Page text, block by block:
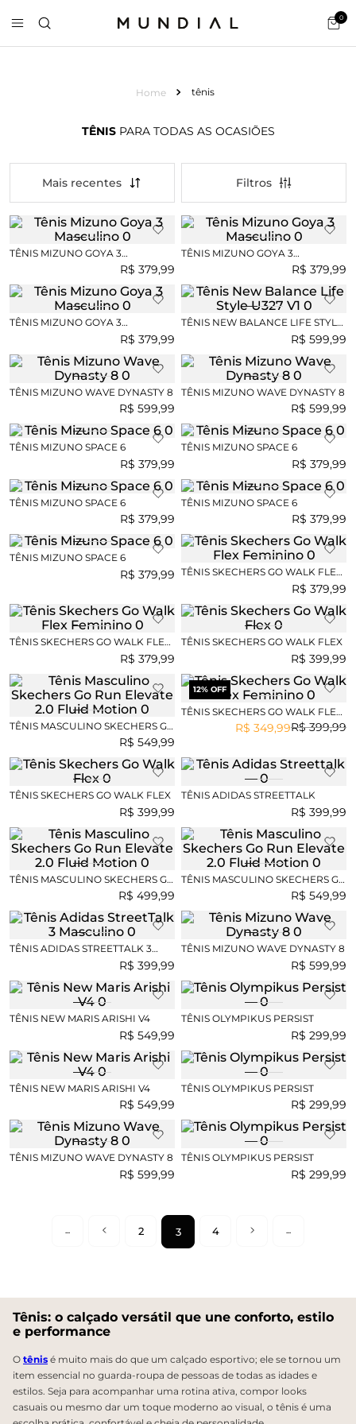
0
tênis
TÊNIS PARA TODAS AS OCASIÕES
Mais recentes
TÊNIS MIZUNO GOYA 3
R$ 379,99
TÊNIS MIZUNO GOYA 3
R$ 379,99
TÊNIS MIZUNO GOYA 3
R$ 379,99
TÊNIS NEW BALANCE LIFE STYLE
R$ 599,99
TÊNIS MIZUNO WAVE DYNASTY 8
R$ 599,99
TÊNIS MIZUNO WAVE DYNASTY 8
R$ 599,99
TÊNIS MIZUNO SPACE 6
R$ 379,99
TÊNIS MIZUNO SPACE 6
R$ 379,99
TÊNIS MIZUNO SPACE 6
R$ 379,99
TÊNIS MIZUNO SPACE 6
R$ 379,99
TÊNIS MIZUNO SPACE 6
R$ 379,99 TÊNIS SKECHERS GO WALK FLEX
R$ 379,99
TÊNIS SKECHERS GO WALK FLEX
R$ 379,99
TÊNIS SKECHERS GO WALK FLEX
R$ 399,99
TÊNIS MASCULINO SKECHERS GO
RUN ELEVATE 2.0 FLUID MOTION
R$ 549,99
12% OFF
TÊNIS SKECHERS GO WALK FLEX
R$ 399,99
R$ 349,99
TÊNIS SKECHERS GO WALK FLEX
R$ 399,99
TÊNIS ADIDAS STREETTALK
R$ 399,99
TÊNIS MASCULINO SKECHERS GO
RUN ELEVATE 2.0 FLUID MOTION
R$ 499,99
TÊNIS MASCULINO SKECHERS GO
RUN ELEVATE 2.0 FLUID MOTION
R$ 549,99
TÊNIS ADIDAS STREETTALK 3
R$ 399,99
TÊNIS MIZUNO WAVE DYNASTY 8
R$ 599,99
TÊNIS NEW MARIS ARISHI V4
R$ 549,99
TÊNIS OLYMPIKUS PERSIST
R$ 299,99
TÊNIS NEW MARIS ARISHI V4
R$ 549,99
TÊNIS OLYMPIKUS PERSIST
R$ 299,99
TÊNIS MIZUNO WAVE DYNASTY 8
R$ 599,99
TÊNIS OLYMPIKUS PERSIST
R$ 299,99
2 3 4
Tênis: o calçado versátil que une conforto, estilo
e performance
O tênis é muito mais do que um calçado esportivo; ele se tornou um
item essencial no guarda-roupa de pessoas de todas as idades e
estilos. Seja para acompanhar uma rotina ativa, compor looks
casuais ou mesmo dar um toque moderno ao visual, o tênis é uma